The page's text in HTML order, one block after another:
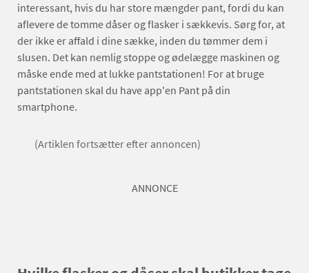
interessant, hvis du har store mængder pant, fordi du kan
aflevere de tomme dåser og flasker i sækkevis. Sørg for, at
der ikke er affald i dine sække, inden du tømmer dem i
slusen. Det kan nemlig stoppe og ødelægge maskinen og
måske ende med at lukke pantstationen! For at bruge
pantstationen skal du have app'en Pant på din
smartphone.
(Artiklen fortsætter efter annoncen)
ANNONCE